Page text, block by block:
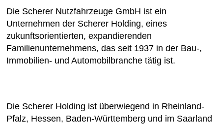
Die Scherer Nutzfahrzeuge GmbH ist ein
Unternehmen der Scherer Holding, eines
zukunftsorientierten, expandierenden
Familienunternehmens, das seit 1937 in der Bau-,
Immobilien- und Automobilbranche tätig ist.
Die Scherer Holding ist überwiegend in Rheinland-
Pfalz, Hessen, Baden-Württemberg und im Saarland